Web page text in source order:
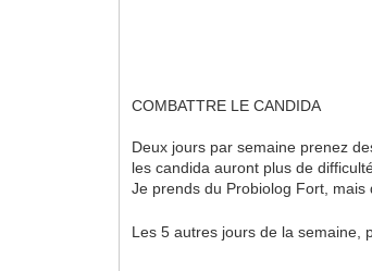
COMBATTRE LE CANDIDA
Deux jours par semaine prenez
les candida auront plus de
Je prends du Probiolog Fort,
Les 5 autres jours de la semaine,